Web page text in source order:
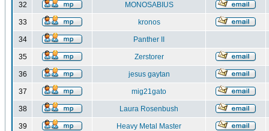
32 MONOSABIUS
33 kronos
34 Panther II
35 Zerstorer
36 jesus gaytan
37 mig21gato
38 Laura Rosenbush
39 Heavy Metal Master